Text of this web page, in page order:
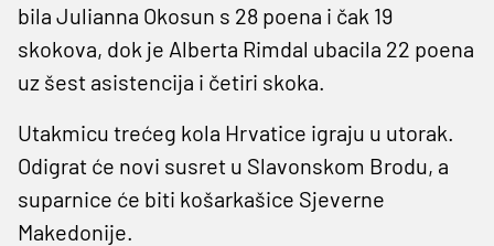
bila Julianna Okosun s 28 poena i čak 19
skokova, dok je Alberta Rimdal ubacila 22 poena
uz šest asistencija i četiri skoka.
Utakmicu trećeg kola Hrvatice igraju u utorak.
Odigrat će novi susret u Slavonskom Brodu, a
suparnice će biti košarkašice Sjeverne
Makedonije.